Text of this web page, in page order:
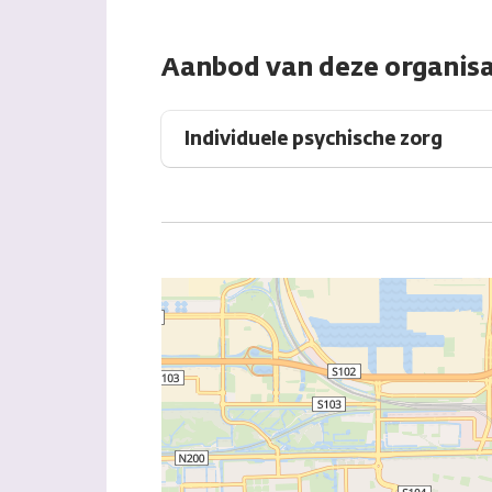
Aanbod van deze
Individuele psychische zorg